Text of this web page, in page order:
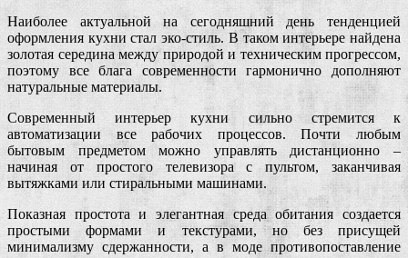
Наиболее актуальной на сегодняшний день тенденцией
оформления кухни стал эко-стиль. В таком интерьере найдена
золотая середина между природой и техническим прогрессом,
поэтому все блага современности гармонично дополняют
натуральные материалы.
Современный интерьер кухни сильно стремится к
автоматизации все рабочих процессов. Почти любым
бытовым предметом можно управлять дистанционно –
начиная от простого телевизора с пультом, заканчивая
вытяжками или стиральными машинами.
Показная простота и элегантная среда обитания создается
простыми формами и текстурами, но без присущей
минимализму сдержанности, а в моде противопоставление